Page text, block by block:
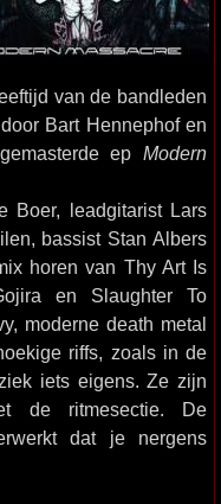
van de bandleden
Bart Hennephof en
ep Modern
Boer, leadgitarist Lars
bassist Stan Albers
horen van Thy Art Is
en Slaughter To
moderne death metal
riffs, zoals in de
iets eigens. Ze zijn
de ritmesectie. De
dat je nergens